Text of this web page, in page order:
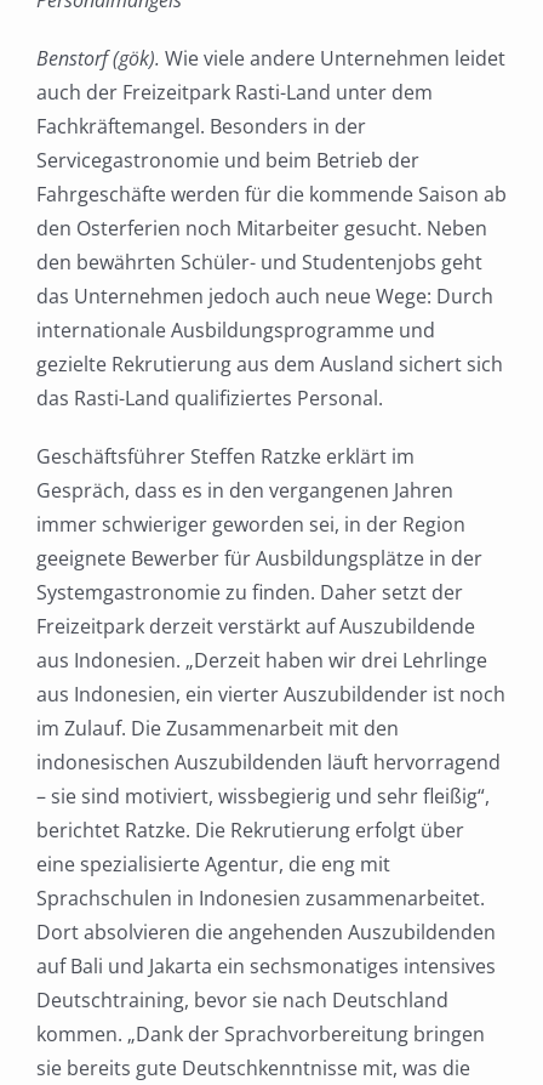
Benstorf (gök). Wie viele andere Unternehmen leidet
auch der Freizeitpark Rasti-Land unter dem
Fachkräftemangel. Besonders in der
Servicegastronomie und beim Betrieb der
Fahrgeschäfte werden für die kommende Saison ab
den Osterferien noch Mitarbeiter gesucht. Neben
den bewährten Schüler- und Studentenjobs geht
das Unternehmen jedoch auch neue Wege: Durch
internationale Ausbildungsprogramme und
gezielte Rekrutierung aus dem Ausland sichert sich
das Rasti-Land qualifiziertes Personal.
Geschäftsführer Steffen Ratzke erklärt im
Gespräch, dass es in den vergangenen Jahren
immer schwieriger geworden sei, in der Region
geeignete Bewerber für Ausbildungsplätze in der
Systemgastronomie zu finden. Daher setzt der
Freizeitpark derzeit verstärkt auf Auszubildende
aus Indonesien. „Derzeit haben wir drei Lehrlinge
aus Indonesien, ein vierter Auszubildender ist noch
im Zulauf. Die Zusammenarbeit mit den
indonesischen Auszubildenden läuft hervorragend
– sie sind motiviert, wissbegierig und sehr fleißig“,
berichtet Ratzke. Die Rekrutierung erfolgt über
eine spezialisierte Agentur, die eng mit
Sprachschulen in Indonesien zusammenarbeitet.
Dort absolvieren die angehenden Auszubildenden
auf Bali und Jakarta ein sechsmonatiges intensives
Deutschtraining, bevor sie nach Deutschland
kommen. „Dank der Sprachvorbereitung bringen
sie bereits gute Deutschkenntnisse mit, was die